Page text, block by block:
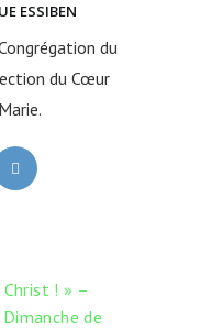
ESSIBEN
du
du Cœur
S’ouvre
Christ ! » –
de